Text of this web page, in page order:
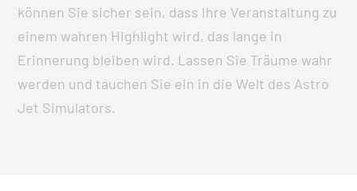
können Sie sicher sein, dass Ihre Veranstaltung zu
einem wahren Highlight wird, das lange in
Erinnerung bleiben wird. Lassen Sie Träume wahr
werden und tauchen Sie ein in die Welt des Astro
Jet Simulators.